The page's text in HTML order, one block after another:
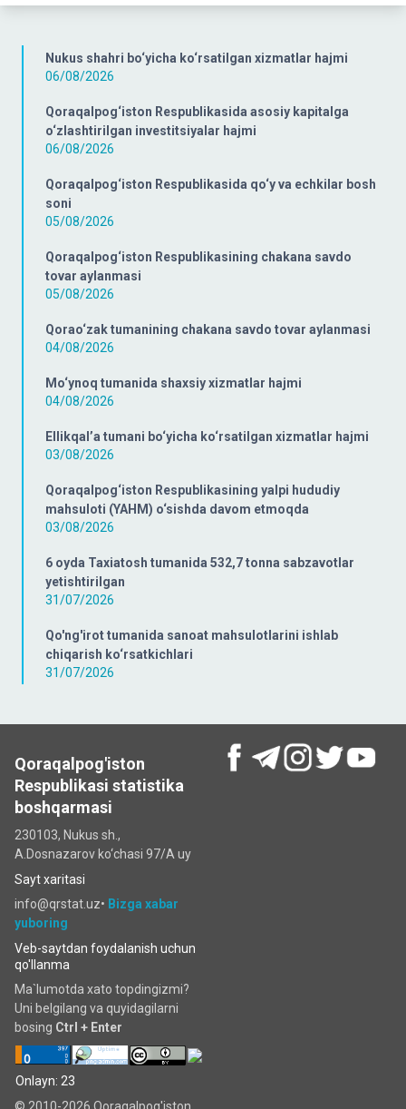
Nukus shahri bo‘yicha ko‘rsatilgan xizmatlar hajmi
06/08/2026
Qoraqalpog‘iston Respublikasida asosiy kapitalga
o‘zlashtirilgan investitsiyalar hajmi
06/08/2026
Qoraqalpog‘iston Respublikasida qo‘y va echkilar bosh
soni
05/08/2026
Qoraqalpog‘iston Respublikasining chakana savdo
tovar aylanmasi
05/08/2026
Qorao‘zak tumanining chakana savdo tovar aylanmasi
04/08/2026
Mo‘ynoq tumanida shaxsiy xizmatlar hajmi
04/08/2026
Ellikqal’a tumani bo‘yicha ko‘rsatilgan xizmatlar hajmi
03/08/2026
Qoraqalpog‘iston Respublikasining yalpi hududiy
mahsuloti (YAHM) o‘sishda davom etmoqda
03/08/2026
6 oyda Taxiatosh tumanida 532,7 tonna sabzavotlar
yetishtirilgan
31/07/2026
Qo'ng'irot tumanida sanoat mahsulotlarini ishlab
chiqarish ko‘rsatkichlari
31/07/2026
Qoraqalpog'iston
Respublikasi statistika
boshqarmasi
230103, Nukus sh.,
A.Dosnazarov ko‘chаsi 97/A uy
Sayt xaritasi
info@qrstat.uz• Bizga xabar
yuboring
Veb-saytdan foydalanish uchun
qo'llanma
Ma`lumotda xato topdingizmi?
Uni belgilang va quyidagilarni
bosing Ctrl + Enter
Onlayn: 23